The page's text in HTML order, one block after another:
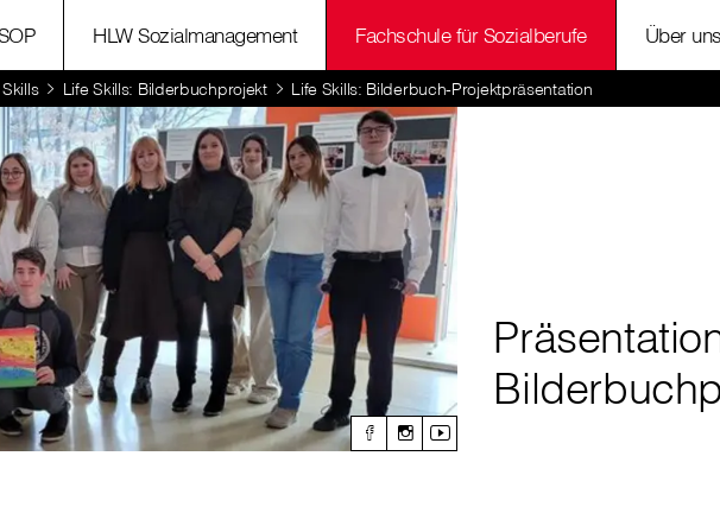
HLW Sozialmanagement Fachschule für Sozialberufe Über uns
Life Skills: Bilderbuchprojekt Life Skills: Bilderbuch-Projektpräsentation